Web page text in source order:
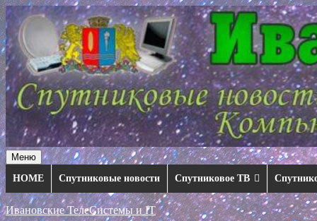
Перейти
к
содержимому
Меню
HOME
Спутниковые новости Спутниковое ТВ
Ивановские ТелеСистемы и IT